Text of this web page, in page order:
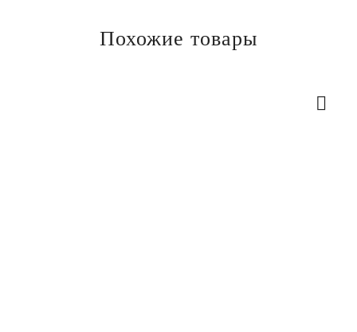
Похожие товары